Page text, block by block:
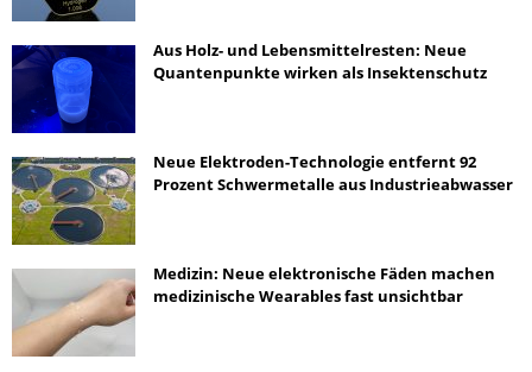
Aus Holz- und Lebensmittelresten: Neue
Quantenpunkte wirken als Insektenschutz
Neue Elektroden-Technologie entfernt 92
Prozent Schwermetalle aus Industrieabwasser
Medizin: Neue elektronische Fäden machen
medizinische Wearables fast unsichtbar